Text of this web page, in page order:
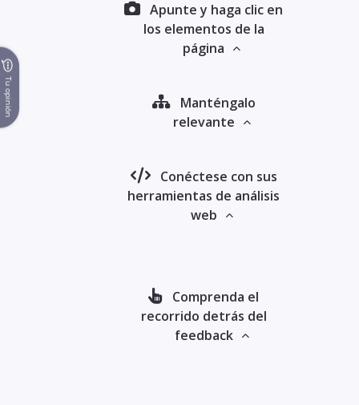
Apunte y haga clic en
los elementos de la
página
Manténgalo
relevante
Conéctese con sus
herramientas de análisis
web
Comprenda el
recorrido detrás del
feedback
Tu opinión